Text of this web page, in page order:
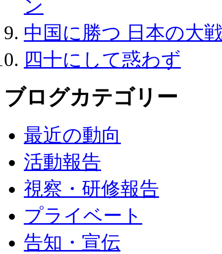
ン
中国に勝つ 日本の大
四十にして惑わず
ブログカテゴリー
最近の動向
活動報告
視察・研修報告
プライベート
告知・宣伝